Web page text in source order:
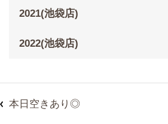
2021(池袋店)
2022(池袋店)
本日空きあり◎